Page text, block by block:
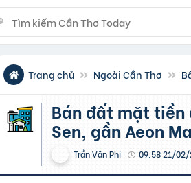
Trang chủ Ngoài Cần Thơ
Bán đất mặt tiền đường số 13 khu dân cư Tên Lửa,Ao
Sen, gần Aeon
Trần Văn Phi 09:58 21/